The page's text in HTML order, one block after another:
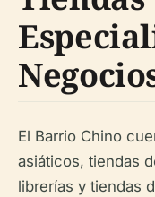
El Barrio Chino
asiáticos, tiendas
librerías y tiendas